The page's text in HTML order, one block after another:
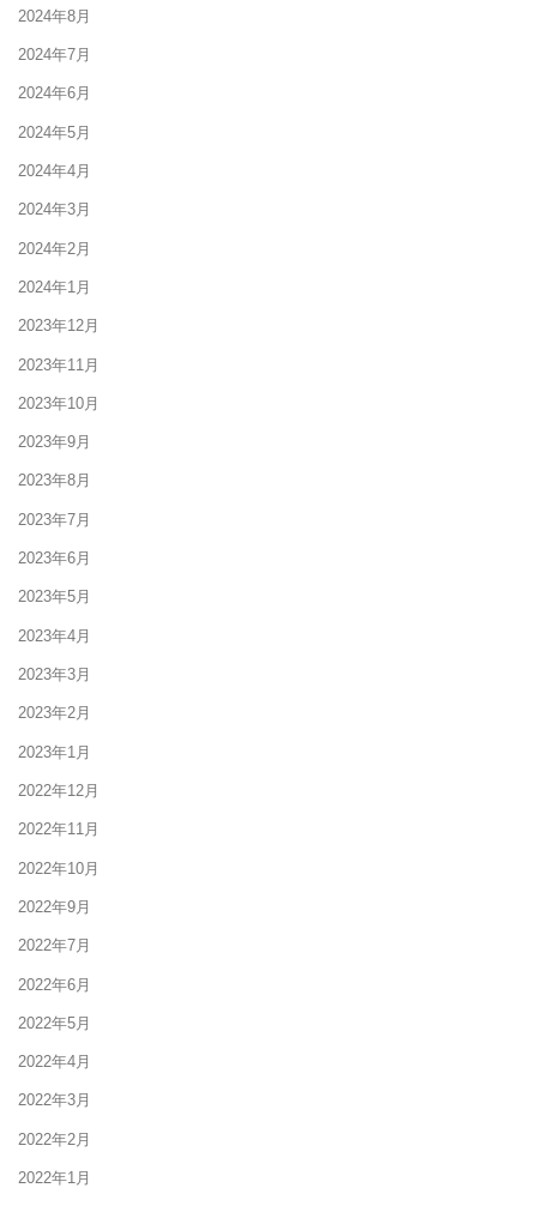
2024年8月
2024年7月
2024年6月
2024年5月
2024年4月
2024年3月
2024年2月
2024年1月
2023年12月
2023年11月
2023年10月
2023年9月
2023年8月
2023年7月
2023年6月
2023年5月
2023年4月
2023年3月
2023年2月
2023年1月
2022年12月
2022年11月
2022年10月
2022年9月
2022年7月
2022年6月
2022年5月
2022年4月
2022年3月
2022年2月
2022年1月